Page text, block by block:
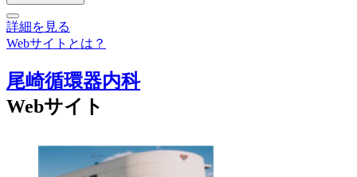
詳細を見る
Webサイトとは？
尾崎循環器内科
Webサイト